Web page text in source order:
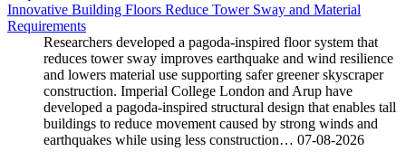
Innovative Building Floors Reduce Tower Sway and Material
Requirements
Researchers developed a pagoda-inspired floor system that
reduces tower sway improves earthquake and wind resilience
and lowers material use supporting safer greener skyscraper
construction. Imperial College London and Arup have
developed a pagoda-inspired structural design that enables tall
buildings to reduce movement caused by strong winds and
earthquakes while using less construction… 07-08-2026